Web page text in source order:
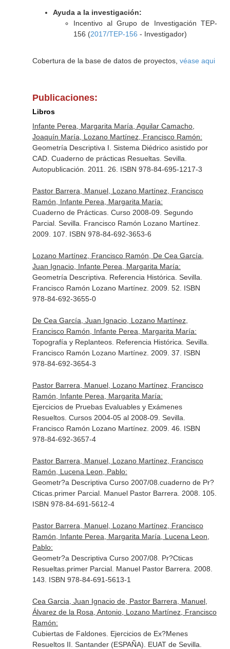
Ayuda a la investigación:
Incentivo al Grupo de Investigación TEP-
156 (2017/TEP-156 - Investigador)
Cobertura de la base de datos de proyectos, véase aqui
Publicaciones:
Libros
Infante Perea, Margarita María, Aguilar Camacho,
Joaquín María, Lozano Martínez, Francisco Ramón:
Geometría Descriptiva I. Sistema Diédrico asistido por
CAD. Cuaderno de prácticas Resueltas. Sevilla.
Autopublicación. 2011. 26. ISBN 978-84-695-1217-3
Pastor Barrera, Manuel, Lozano Martínez, Francisco
Ramón, Infante Perea, Margarita María:
Cuaderno de Prácticas. Curso 2008-09. Segundo
Parcial. Sevilla. Francisco Ramón Lozano Martínez.
2009. 107. ISBN 978-84-692-3653-6
Lozano Martínez, Francisco Ramón, De Cea García,
Juan Ignacio, Infante Perea, Margarita María:
Geometría Descriptiva. Referencia Histórica. Sevilla.
Francisco Ramón Lozano Martínez. 2009. 52. ISBN
978-84-692-3655-0
De Cea García, Juan Ignacio, Lozano Martínez,
Francisco Ramón, Infante Perea, Margarita María:
Topografía y Replanteos. Referencia Histórica. Sevilla.
Francisco Ramón Lozano Martínez. 2009. 37. ISBN
978-84-692-3654-3
Pastor Barrera, Manuel, Lozano Martínez, Francisco
Ramón, Infante Perea, Margarita María:
Ejercicios de Pruebas Evaluables y Exámenes
Resueltos. Cursos 2004-05 al 2008-09. Sevilla.
Francisco Ramón Lozano Martínez. 2009. 46. ISBN
978-84-692-3657-4
Pastor Barrera, Manuel, Lozano Martínez, Francisco
Ramón, Lucena Leon, Pablo:
Geometr?a Descriptiva Curso 2007/08.cuaderno de Pr?
Cticas.primer Parcial. Manuel Pastor Barrera. 2008. 105.
ISBN 978-84-691-5612-4
Pastor Barrera, Manuel, Lozano Martínez, Francisco
Ramón, Infante Perea, Margarita María, Lucena Leon,
Pablo:
Geometr?a Descriptiva Curso 2007/08. Pr?Cticas
Resueltas.primer Parcial. Manuel Pastor Barrera. 2008.
143. ISBN 978-84-691-5613-1
Cea Garcia, Juan Ignacio de, Pastor Barrera, Manuel,
Álvarez de la Rosa, Antonio, Lozano Martínez, Francisco
Ramón:
Cubiertas de Faldones. Ejercicios de Ex?Menes
Resueltos II. Santander (ESPAÑA). EUAT de Sevilla.